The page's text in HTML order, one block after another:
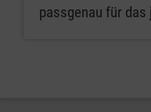
passgenau für das